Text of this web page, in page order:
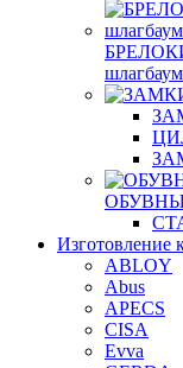
Изготовление
ABLOY
Abus
APECS
CISA
Evva